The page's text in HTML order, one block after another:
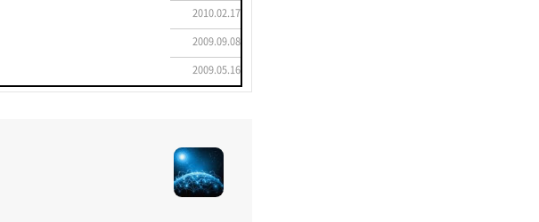
2010.02.17
2009.09.08
2009.05.16